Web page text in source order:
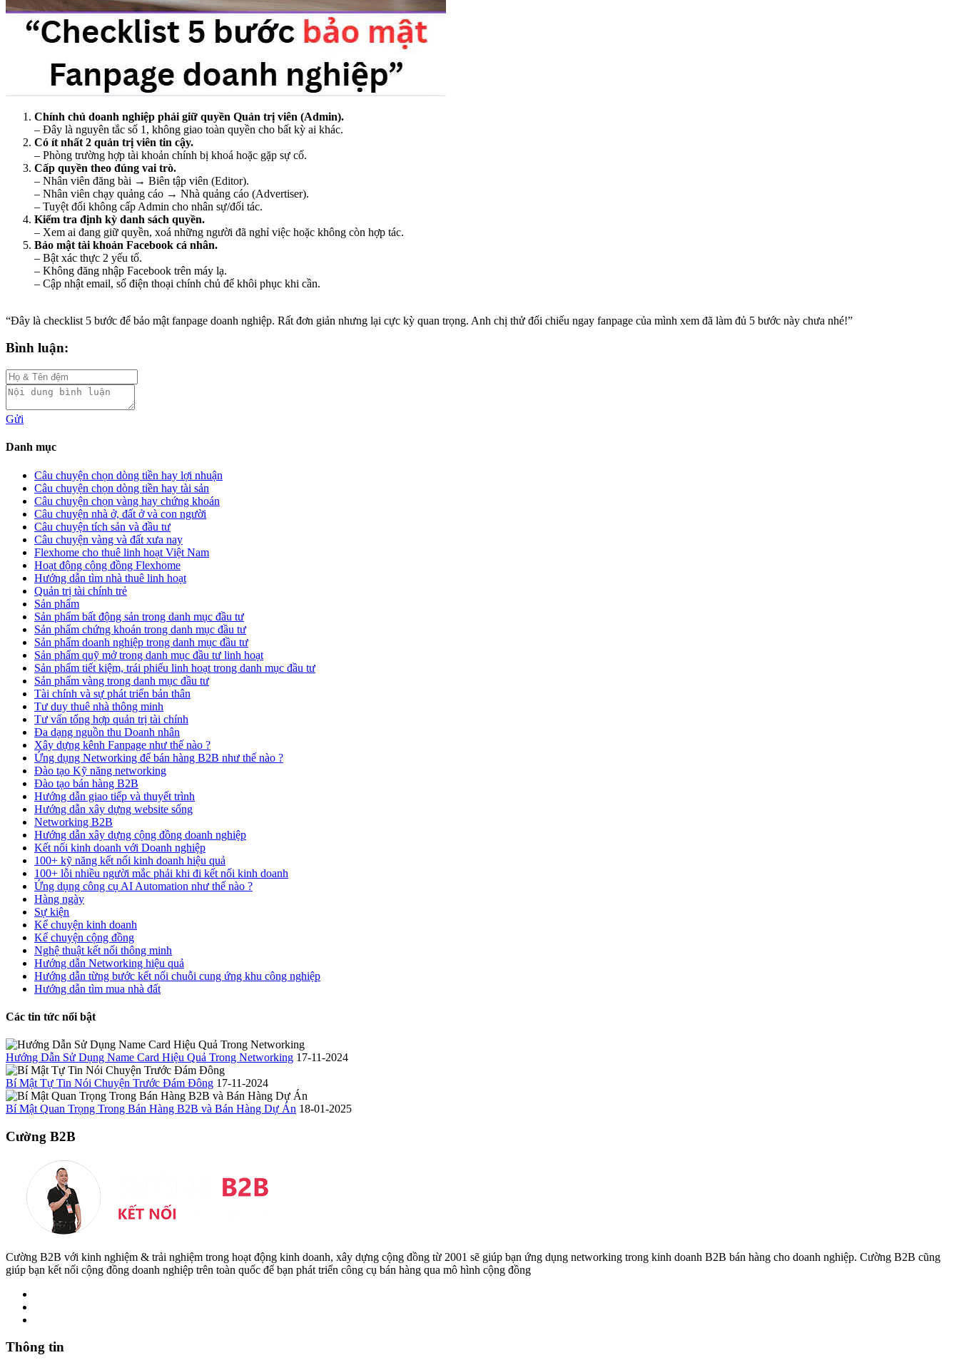
Chính chủ doanh nghiệp phải giữ quyền Quản trị viên (Admin).
– Đây là nguyên tắc số 1, không giao toàn quyền cho bất kỳ ai khác.
Có ít nhất 2 quản trị viên tin cậy.
– Phòng trường hợp tài khoản chính bị khoá hoặc gặp sự cố.
Cấp quyền theo đúng vai trò.
– Nhân viên đăng bài → Biên tập viên (Editor).
– Nhân viên chạy quảng cáo → Nhà quảng cáo (Advertiser).
– Tuyệt đối không cấp Admin cho nhân sự/đối tác.
Kiểm tra định kỳ danh sách quyền.
– Xem ai đang giữ quyền, xoá những người đã nghỉ việc hoặc không còn hợp tác.
Bảo mật tài khoản Facebook cá nhân.
– Bật xác thực 2 yếu tố.
– Không đăng nhập Facebook trên máy lạ.
– Cập nhật email, số điện thoại chính chủ để khôi phục khi cần.
“Đây là checklist 5 bước để bảo mật fanpage doanh nghiệp. Rất đơn giản nhưng lại cực kỳ quan trọng. Anh chị thử đối chiếu ngay fanpage của mình xem đã làm đủ 5 bước này chưa nhé!”
Bình luận:
Gửi
Danh mục
Câu chuyện chọn dòng tiền hay lợi nhuận
Câu chuyện chọn dòng tiền hay tài sản
Câu chuyện chọn vàng hay chứng khoán
Câu chuyện nhà ở, đất ở và con người
Câu chuyện tích sản và đầu tư
Câu chuyện vàng và đất xưa nay
Flexhome cho thuê linh hoạt Việt Nam
Hoạt động cộng đồng Flexhome
Hướng dẫn tìm nhà thuê linh hoạt
Quản trị tài chính trẻ
Sản phẩm
Sản phẩm bất động sản trong danh mục đầu tư
Sản phẩm chứng khoán trong danh mục đầu tư
Sản phẩm doanh nghiệp trong danh mục đầu tư
Sản phẩm quỹ mở trong danh mục đầu tư linh hoạt
Sản phẩm tiết kiệm, trái phiếu linh hoạt trong danh mục đầu tư
Sản phẩm vàng trong danh mục đầu tư
Tài chính và sự phát triển bản thân
Tư duy thuê nhà thông minh
Tư vấn tổng hợp quản trị tài chính
Đa dạng nguồn thu Doanh nhân
Xây dựng kênh Fanpage như thế nào ?
Ứng dụng Networking để bán hàng B2B như thế nào ?
Đào tạo Kỹ năng networking
Đào tạo bán hàng B2B
Hướng dẫn giao tiếp và thuyết trình
Hướng dẫn xây dựng website sống
Networking B2B
Hướng dẫn xây dựng cộng đồng doanh nghiệp
Kết nối kinh doanh với Doanh nghiệp
100+ kỹ năng kết nối kinh doanh hiệu quả
100+ lỗi nhiều người mắc phải khi đi kết nối kinh doanh
Ứng dụng công cụ AI Automation như thế nào ?
Hàng ngày
Sự kiện
Kể chuyện kinh doanh
Kể chuyện cộng đồng
Nghệ thuật kết nối thông minh
Hướng dẫn Networking hiệu quả
Hướng dẫn từng bước kết nối chuỗi cung ứng khu công nghiệp
Hướng dẫn tìm mua nhà đất
Các tin tức nổi bật
Hướng Dẫn Sử Dụng Name Card Hiệu Quả Trong Networking 17-11-2024
Bí Mật Tự Tin Nói Chuyện Trước Đám Đông 17-11-2024
Bí Mật Quan Trọng Trong Bán Hàng B2B và Bán Hàng Dự Án 18-01-2025
Cường B2B
Cường B2B với kinh nghiệm & trải nghiệm trong hoạt động kinh doanh, xây dựng cộng đồng từ 2001 sẽ giúp bạn ứng dụng networking trong kinh doanh B2B bán hàng cho doanh nghiệp. Cường B2B cũng
giúp bạn kết nối cộng đồng doanh nghiệp trên toàn quốc để bạn phát triển công cụ bán hàng qua mô hình cộng đồng
Thông tin